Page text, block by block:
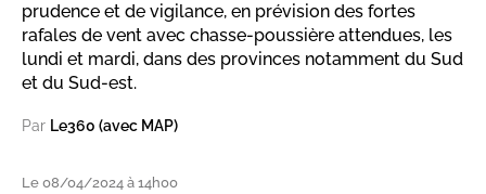
prudence et de vigilance, en prévision des fortes
rafales de vent avec chasse-poussière attendues, les
lundi et mardi, dans des provinces notamment du Sud
et du Sud-est.
Par Le360 (avec MAP)
Le 08/04/2024 à 14h00